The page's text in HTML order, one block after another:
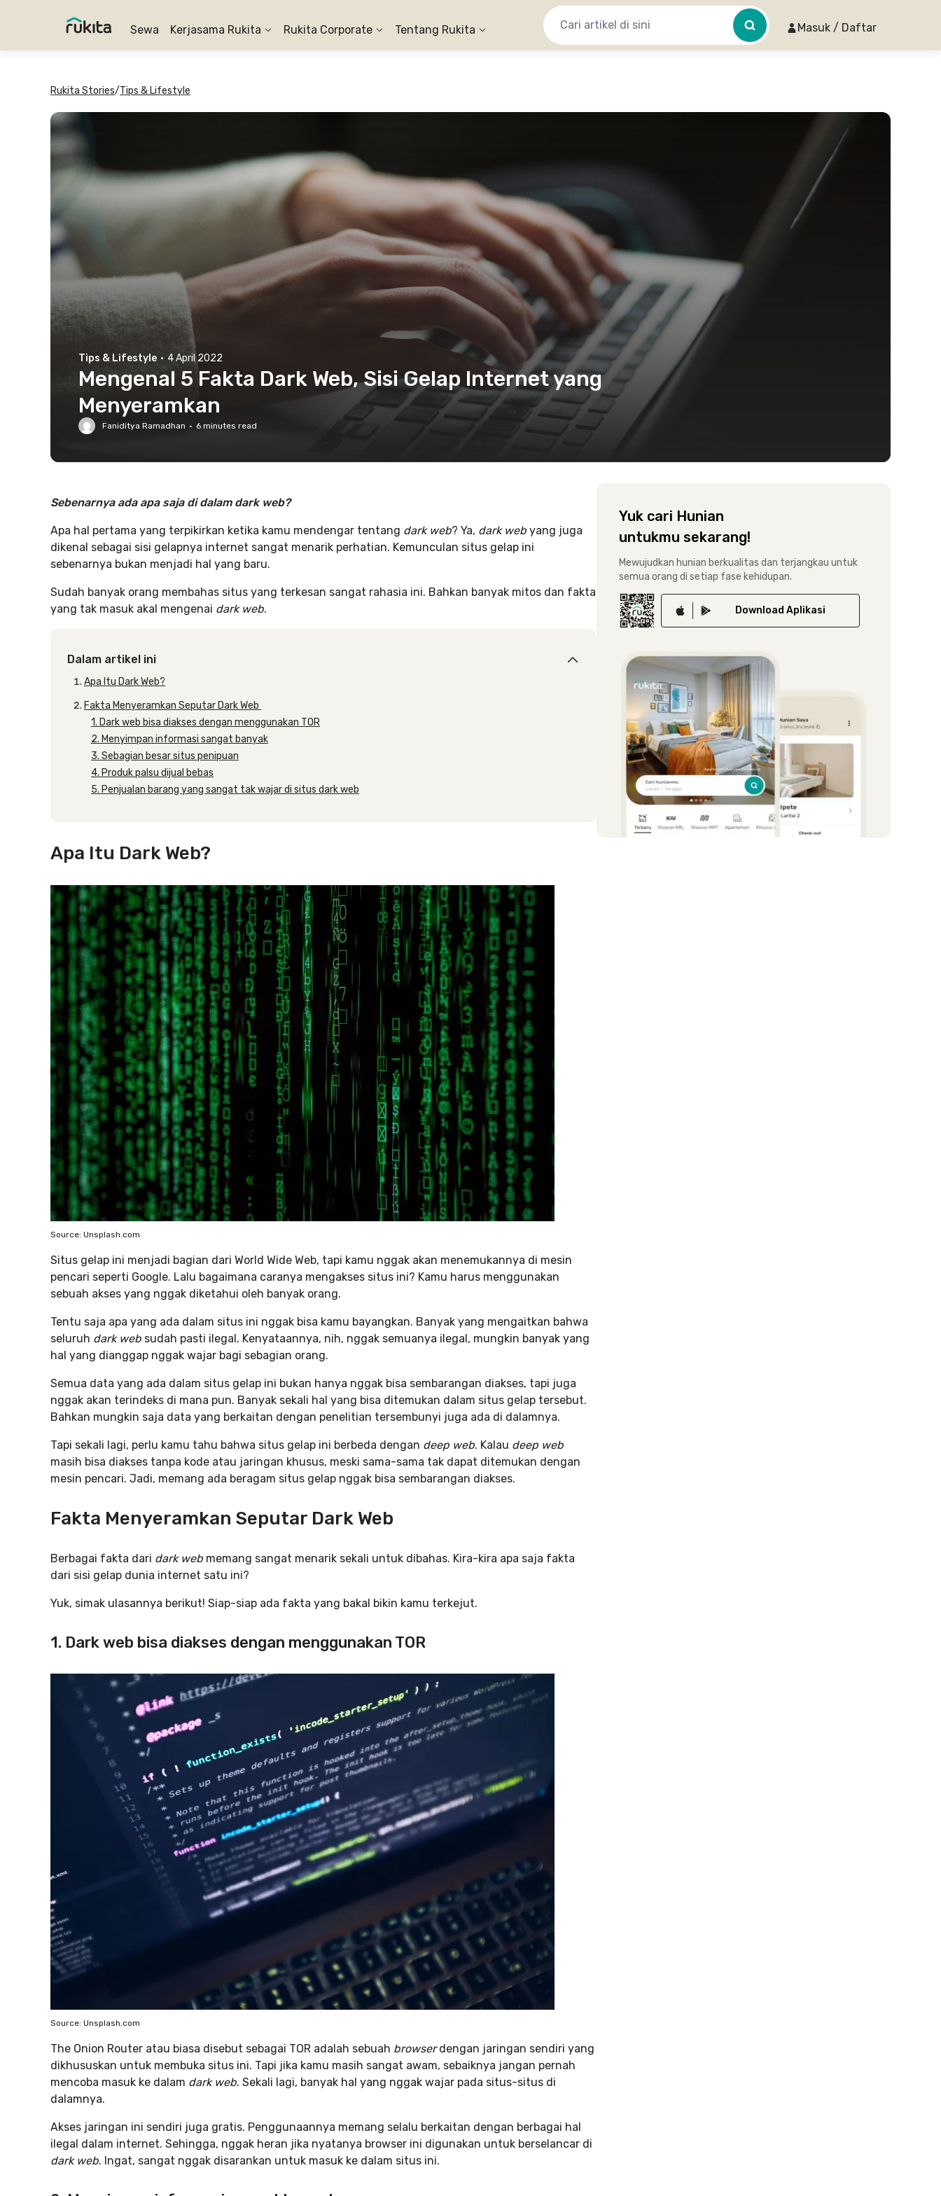
Sewa Kerjasama Rukita Rukita Corporate Tentang Rukita Masuk / Daftar
Rukita Stories/Tips & Lifestyle
Tips & Lifestyle · 4 April 2022
Mengenal 5 Fakta Dark Web, Sisi Gelap Internet yang
Menyeramkan
Faniditya Ramadhan · 6 minutes read
Sebenarnya ada apa saja di dalam dark web?
Apa hal pertama yang terpikirkan ketika kamu mendengar tentang dark web? Ya, dark web yang juga
dikenal sebagai sisi gelapnya internet sangat menarik perhatian. Kemunculan situs gelap ini
sebenarnya bukan menjadi hal yang baru.
Sudah banyak orang membahas situs yang terkesan sangat rahasia ini. Bahkan banyak mitos dan fakta
yang tak masuk akal mengenai dark web.
Dalam artikel ini
Apa Itu Dark Web?
Fakta Menyeramkan Seputar Dark Web
1. Dark web bisa diakses dengan menggunakan TOR
2. Menyimpan informasi sangat banyak
3. Sebagian besar situs penipuan
4. Produk palsu dijual bebas
5. Penjualan barang yang sangat tak wajar di situs dark web
Apa Itu Dark Web?
Source: Unsplash.com
Situs gelap ini menjadi bagian dari World Wide Web, tapi kamu nggak akan menemukannya di mesin
pencari seperti Google. Lalu bagaimana caranya mengakses situs ini? Kamu harus menggunakan
sebuah akses yang nggak diketahui oleh banyak orang.
Tentu saja apa yang ada dalam situs ini nggak bisa kamu bayangkan. Banyak yang mengaitkan bahwa
seluruh dark web sudah pasti ilegal. Kenyataannya, nih, nggak semuanya ilegal, mungkin banyak yang
hal yang dianggap nggak wajar bagi sebagian orang.
Semua data yang ada dalam situs gelap ini bukan hanya nggak bisa sembarangan diakses, tapi juga
nggak akan terindeks di mana pun. Banyak sekali hal yang bisa ditemukan dalam situs gelap tersebut.
Bahkan mungkin saja data yang berkaitan dengan penelitian tersembunyi juga ada di dalamnya.
Tapi sekali lagi, perlu kamu tahu bahwa situs gelap ini berbeda dengan deep web. Kalau deep web
masih bisa diakses tanpa kode atau jaringan khusus, meski sama-sama tak dapat ditemukan dengan
mesin pencari. Jadi, memang ada beragam situs gelap nggak bisa sembarangan diakses.
Fakta Menyeramkan Seputar Dark Web
Berbagai fakta dari dark web memang sangat menarik sekali untuk dibahas. Kira-kira apa saja fakta
dari sisi gelap dunia internet satu ini?
Yuk, simak ulasannya berikut! Siap-siap ada fakta yang bakal bikin kamu terkejut.
1. Dark web bisa diakses dengan menggunakan TOR
Source: Unsplash.com
The Onion Router atau biasa disebut sebagai TOR adalah sebuah browserdengan jaringan sendiri yang
dikhususkan untuk membuka situs ini. Tapi jika kamu masih sangat awam, sebaiknya jangan pernah
mencoba masuk ke dalam dark web. Sekali lagi, banyak hal yang nggak wajar pada situs-situs di
dalamnya.
Akses jaringan ini sendiri juga gratis. Penggunaannya memang selalu berkaitan dengan berbagai hal
ilegal dalam internet. Sehingga, nggak heran jika nyatanya browser ini digunakan untuk berselancar di
dark web. Ingat, sangat nggak disarankan untuk masuk ke dalam situs ini.
Yuk cari Hunian
untukmu sekarang!
Mewujudkan hunian berkualitas dan terjangkau untuk
semua orang di setiap fase kehidupan.
Download Aplikasi